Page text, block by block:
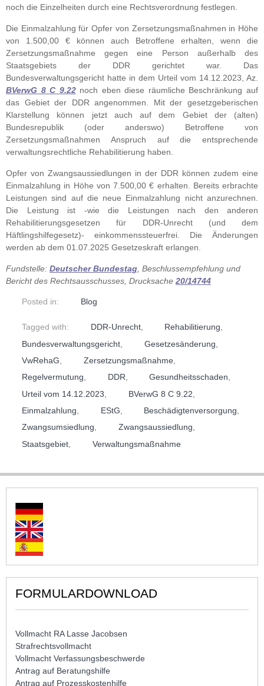
noch die Einzelheiten durch eine Rechtsverordnung festlegen.
Die Einmalzahlung für Opfer von Zersetzungsmaßnahmen in Höhe
von 1.500,00 € können auch Betroffene erhalten, wenn die
Zersetzungsmaßnahme gegen eine Person außerhalb des
Staatsgebiets der DDR gerichtet war. Das
Bundesverwaltungsgericht hatte in dem Urteil vom 14.12.2023, Az.
BVerwG 8 C 9.22noch eben diese räumliche Beschränkung auf
das Gebiet der DDR angenommen. Mit der gesetzgeberischen
Klarstellung können jetzt auch auf dem Gebiet der (alten)
Bundesrepublik (oder anderswo) Betroffene von
Zersetzungsmaßnahmen Anspruch auf die entsprechende
verwaltungsrechtliche Rehabilitierung haben.
Opfer von Zwangsaussiedlungen in der DDR können zudem eine
Einmalzahlung in Höhe von 7.500,00 € erhalten. Bereits erbrachte
Leistungen sind auf die neue Einmalzahlung nicht anzurechnen.
Die Leistung ist -wie die Leistungen nach den anderen
Rehabilitierungsgesetzen für DDR-Unrecht (und dem
Häftlingshilfegesetz)- einkommenssteuerfrei. Die Änderungen
werden ab dem 01.07.2025 Gesetzeskraft erlangen.
Fundstelle: Deutscher Bundestag , Beschlussempfehlung und
Bericht des Rechtsausschusses, Drucksache 20/14744
Posted in: Blog
Tagged with: DDR-Unrecht, Rehabilitierung
Bundesverwaltungsgericht
Gesetzesänderung
VwRehaG
Zersetzungsmaßnahme,
Regelvermutung, DDR, Gesundheitsschaden,
Urteil vom 14.12.2023
BVerwG 8 C 9.22
Einmalzahlung
EStG Beschädigtenversorgung
Zwangsumsiedlung, Zwangsaussiedlung,
Staatsgebiet
Verwaltungsmaßnahme
FORMULARDOWNLOAD
Vollmacht RA Lasse Jacobsen
Strafrechtsvollmacht
Vollmacht Verfassungsbeschwerde
Antrag auf Beratungshilfe
Antrag auf Prozesskostenhilfe